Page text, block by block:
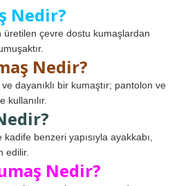
Nedir?
üretilen çevre dostu kumaşlardan
Nedir?
dayanıklı bir kumaştır; pantolon ve
benzeri yapısıyla ayakkabı,
edilir.
Nedir?